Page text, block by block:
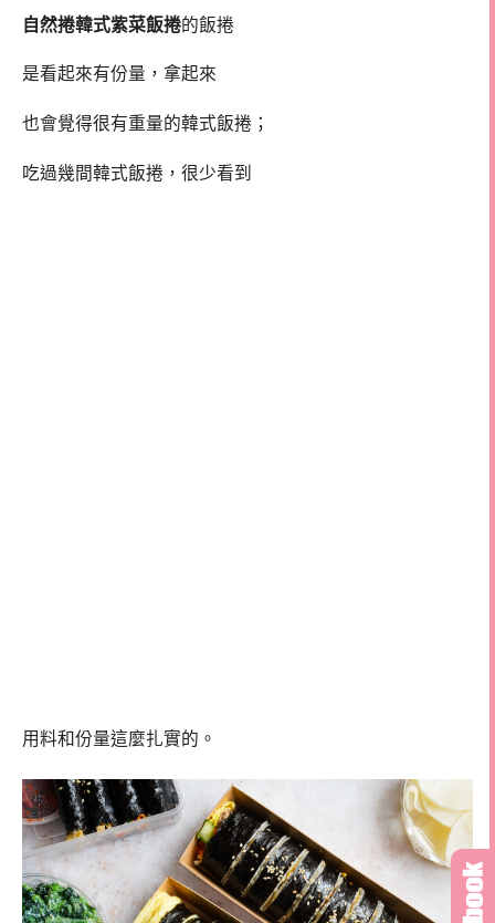
自然捲韓式紫菜飯捲的飯捲
是看起來有份量，拿起來
也會覺得很有重量的韓式飯捲；
吃過幾間韓式飯捲，很少看到
用料和份量這麼扎實的。